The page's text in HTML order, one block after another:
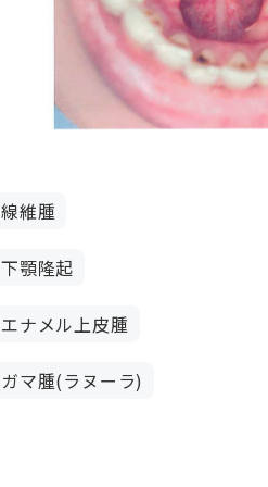
線維腫
下顎隆起
エナメル上皮腫
ガマ腫(ラヌーラ)